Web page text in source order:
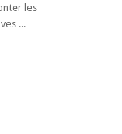
les
...